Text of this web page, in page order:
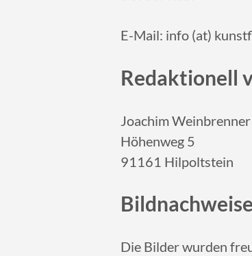
E-Mail: info (at)
Redaktionell
Joachim Weinbrenner
Höhenweg 5
91161 Hilpoltstein
Bildnachweise
Die Bilder wurden